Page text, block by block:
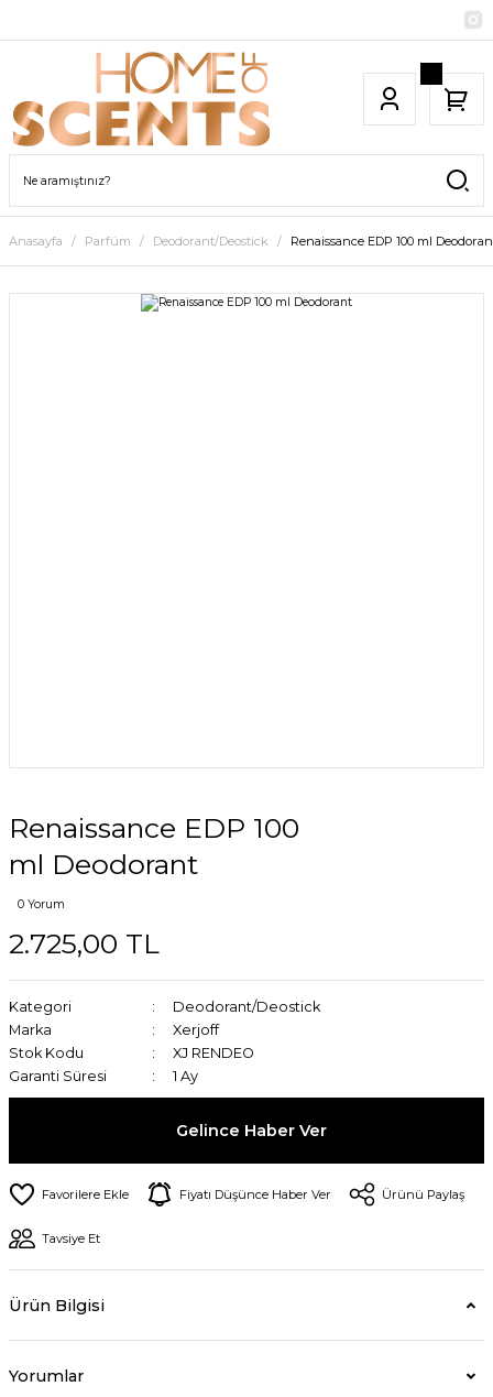
Anasayfa Parfüm Deodorant/Deostick Renaissance EDP 100 ml
Renaissance EDP 100
ml Deodorant
0 Yorum
2.725,00 TL
Kategori
Deodorant/Deostick
Marka
Xerjoff
Stok Kodu
XJ RENDEO
Garanti Süresi
1 Ay
Gelince Haber Ver
Fiyatı Düşünce Haber Ver Ürünü Paylaş
Tavsiye Et
Ürün Bilgisi
Yorumlar